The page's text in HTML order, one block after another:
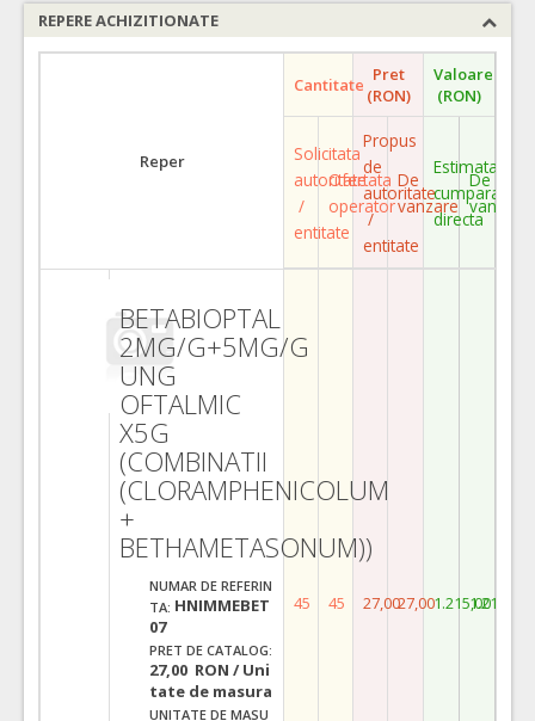
REPERE ACHIZITIONATE
Reper
Cantitate Pret
(RON)
Valoare
(RON)
Solicitata
autoritate
/
entitate
Ofertata
operator
Propus
de
autoritate
/
entitate
De
vanzare
Estimata
cumparare
directa
De
vanzare
BETABIOPTAL
2MG/G+5MG/G
UNG
OFTALMIC
X5G
(COMBINATII
(CLORAMPHENICOLUM
+
BETHAMETASONUM))
NUMAR DE REFERIN
TA: HNIMMEBET
07
PRET DE CATALOG:
27,00 RON / Uni
tate de masura
UNITATE DE MASU
45 45 27,0027,001.215,001.215,00